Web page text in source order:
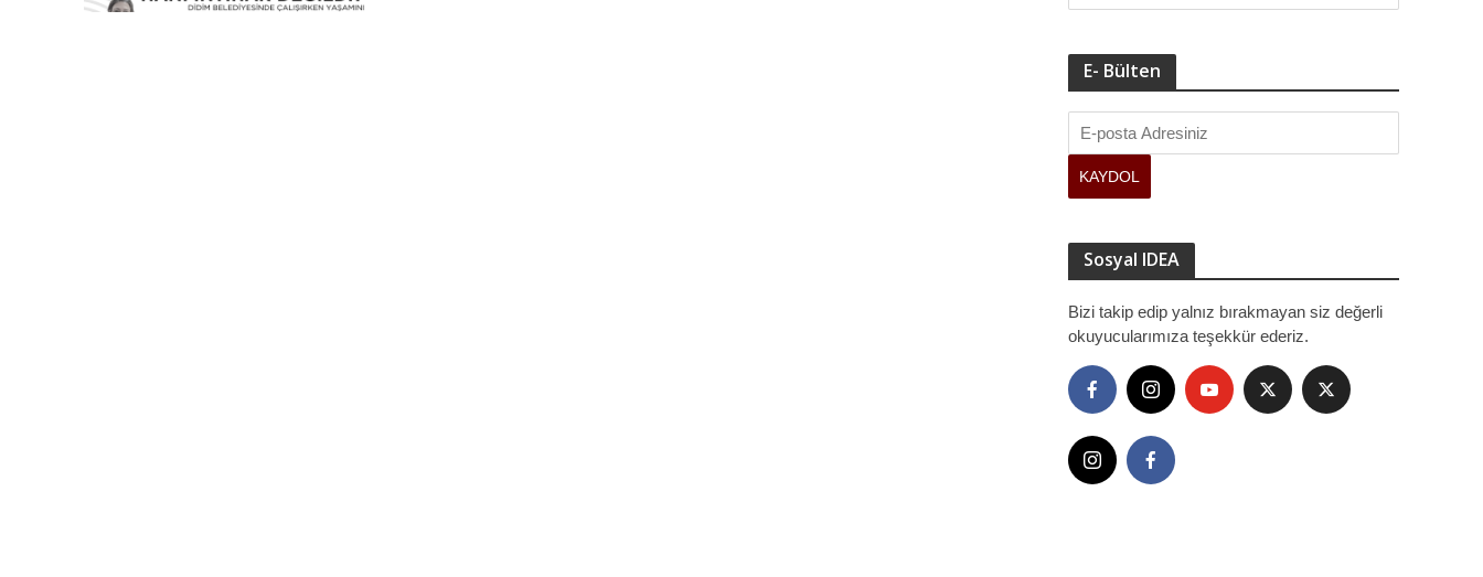
E- Bülten
Sosyal IDEA
Bizi takip edip yalnız bırakmayan siz değerli
okuyucularımıza teşekkür ederiz.